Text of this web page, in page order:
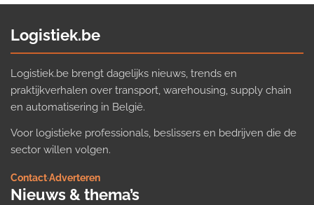
Logistiek.be
Logistiek.be brengt dagelijks nieuws, trends en
praktijkverhalen over transport, warehousing, supply chain
en automatisering in België.
Voor logistieke professionals, beslissers en bedrijven die de
sector willen volgen.
Contact·Adverteren
Nieuws & thema’s